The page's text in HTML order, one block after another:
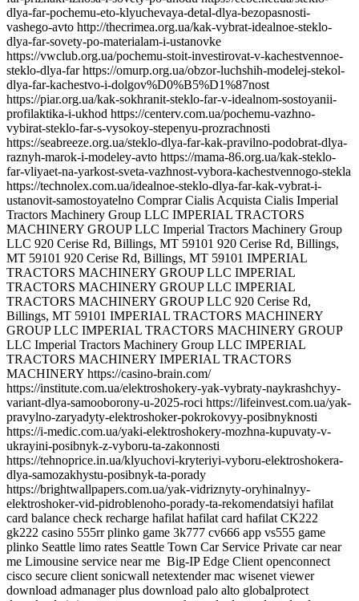
Big-IP Edge Client openconnect
cisco secure client sonicwall netextender mac wisenet viewer
download admanager plus download palo alto globalprotect